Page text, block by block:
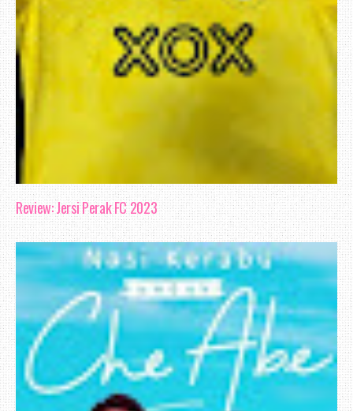
Review: Jersi Perak FC 2023